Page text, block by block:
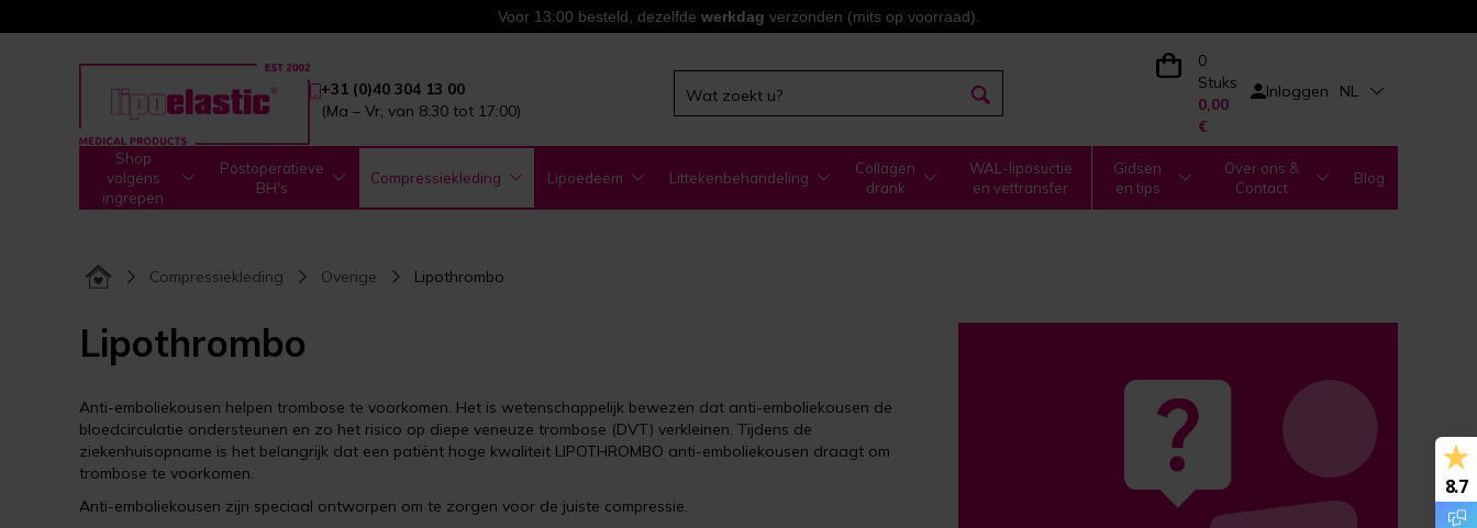
Voor 13:00 besteld, dezelfde werkdag verzonden (mits op voorraad).
+31 (0)40 304 13 00
(Ma – Vr, van 8:30 tot 17:00)
0
Stuks
0,00
€
Inloggen NL
Shop
volgens
ingrepen
Postoperatieve
BH's
Compressiekleding Lipoedeem Littekenbehandeling
Collagen
drank
WAL-liposuctie
en vettransfer
Gidsen
en tips
Over ons &
Contact
Blog
Compressiekleding Overige Lipothrombo
Lipothrombo
Anti-emboliekousen helpen trombose te voorkomen. Het is wetenschappelijk bewezen dat anti-emboliekousen de
bloedcirculatie ondersteunen en zo het risico op diepe veneuze trombose (DVT) verkleinen. Tijdens de
ziekenhuisopname is het belangrijk dat een patiënt hoge kwaliteit LIPOTHROMBO anti-emboliekousen draagt om
trombose te voorkomen.
Anti-emboliekousen zijn speciaal ontworpen om te zorgen voor de juiste compressie.
8.7